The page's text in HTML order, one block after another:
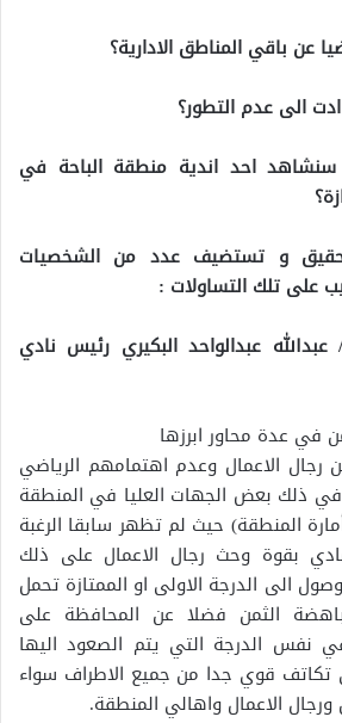
عن باقي المناطق الادارية؟
الى عدم التطور؟
سنشاهد احد اندية منطقة الباحة في
و تستضيف عدد من الشخصيات
على تلك التساولات :
عبدالله عبدالواحد البكيري رئيس نادي
في عدة محاور ابرزها
رجال الاعمال وعدم اهتمامهم الرياضي
ذلك بعض الجهات العليا في المنطقة
المنطقة) حيث لم تظهر سابقا الرغبة
بقوة وحث رجال الاعمال على ذلك
الى الدرجة الاولى او الممتازة تحمل
الثمن فضلا عن المحافظة على
نفس الدرجة التي يتم الصعود اليها
تكاتف قوي جدا من جميع الاطراف سواء
ورجال الاعمال واهالي المنطقة.